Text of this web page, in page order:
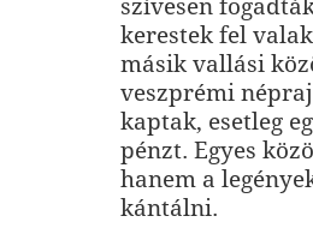
szívesen
kerestek fel
másik vallási
veszprémi
kaptak, esetleg
pénzt. Egyes
hanem a
kántálni.